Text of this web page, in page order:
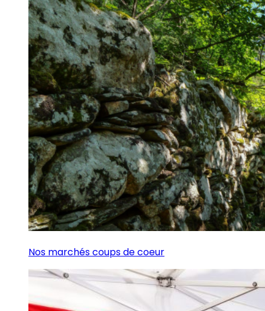
Nos marchés coups de coeur